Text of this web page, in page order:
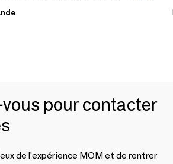
pour contacter
de l'expérience MOM et de rentrer